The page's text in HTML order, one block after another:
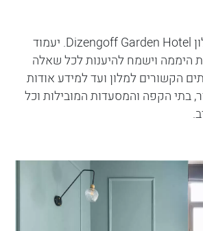
צוות הקבלה של מלון Dizengoff Garden Hotel. יעמוד
היממה וישמח להיענות לכל שאלה
הקשורים למלון ועד למידע אודות
בתי הקפה והמסעדות המובילות וכל